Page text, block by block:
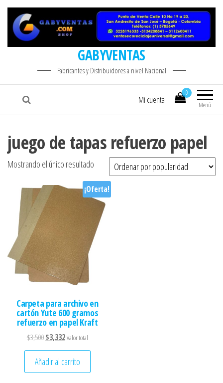
GABYVENTAS
Fabricantes y Distribuidores a nivel Nacional
Menú
0
Mi cuenta
juego de tapas refuerzo papel
Mostrando el único resultado
¡Oferta!
Carpeta para archivo en
cartón Yute 600 gramos
refuerzo en papel Kraft
$3,500El precio original era: $3,500.
$3,332El precio actual es: $3,332.
Valor total
Añadir al carrito